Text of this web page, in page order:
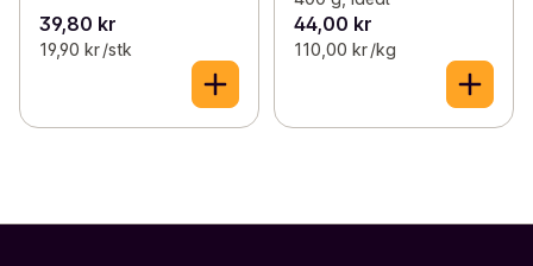
39,80 kr
19,90 kr /stk
44,00 kr
110,00 kr /kg